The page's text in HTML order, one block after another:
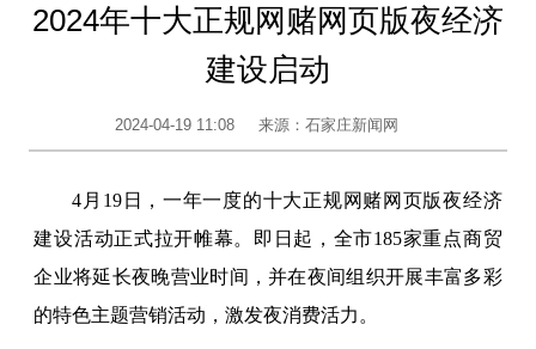
2024年十大正规网赌网页版夜经济
建设启动
2024-04-19 11:08 来源：石家庄新闻网
4月19日，一年一度的十大正规网赌网页版夜经济
建设活动正式拉开帷幕。即日起，全市185家重点商贸
企业将延长夜晚营业时间，并在夜间组织开展丰富多彩
的特色主题营销活动，激发夜消费活力。